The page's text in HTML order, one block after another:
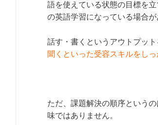
語を使えている状態の目標を
の英語学習になっている場合が
話す・書くというアウトプッ
聞くといった受容スキルをし
ただ、課題解決の順序という
味ではありません。